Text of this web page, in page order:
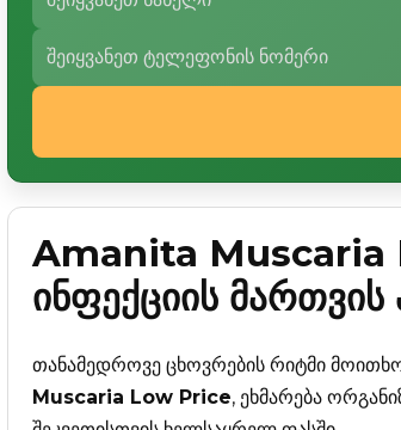
Amanita Muscaria
ინფექციის
თანამედროვე ცხოვრების რიტმი
Muscaria Low Price, ეხმარება